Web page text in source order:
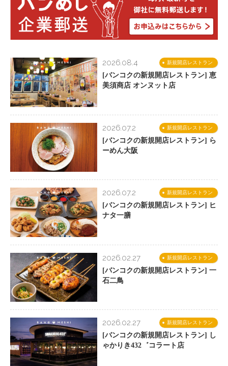
新規開店レストラン
2026.08.4
[バンコクの新規開店レストラン] 恵
美須商店 オンヌット店
新規開店レストラン
2026.07.2
[バンコクの新規開店レストラン] ら
ーめん大阪
新規開店レストラン
2026.07.2
[バンコクの新規開店レストラン] ヒ
ナタ一膳
新規開店レストラン
2026.02.27
[バンコクの新規開店レストラン] 一
石二鳥
新規開店レストラン
2026.02.27
[バンコクの新規開店レストラン] し
ゃかりき432゛コラート店